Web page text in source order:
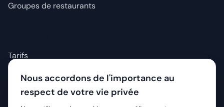
Groupes de restaurants
Tarifs
Nous accordons de l'importance au
respect de votre vie privée